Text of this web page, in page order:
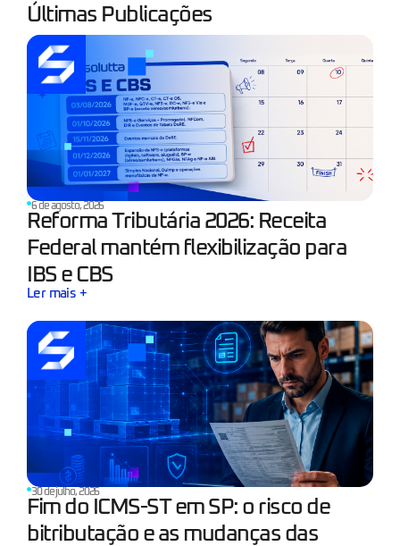
Últimas Publicações
6 de agosto, 2026
Reforma Tributária 2026: Receita
Federal mantém flexibilização para
IBS e CBS
Ler mais +
30 de julho, 2026
Fim do ICMS-ST em SP: o risco de
bitributação e as mudanças das